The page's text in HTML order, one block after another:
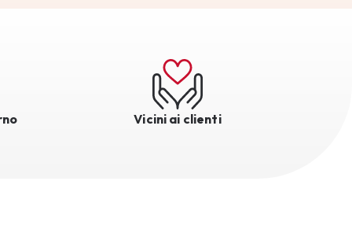
Vicini ai clienti